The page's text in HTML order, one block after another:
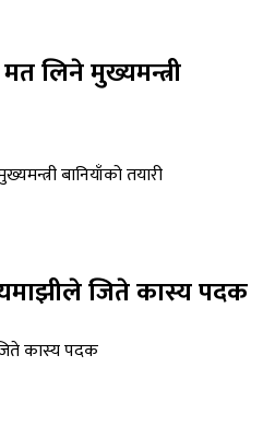
लिने मुख्यमन्त्री
जिते कास्य पदक